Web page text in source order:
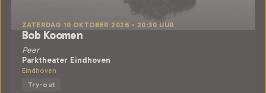
ZATERDAG 10 OKTOBER 2026 • 20:30 UUR
Bob Koomen
Peer
Parktheater Eindhoven
Eindhoven
Try-out